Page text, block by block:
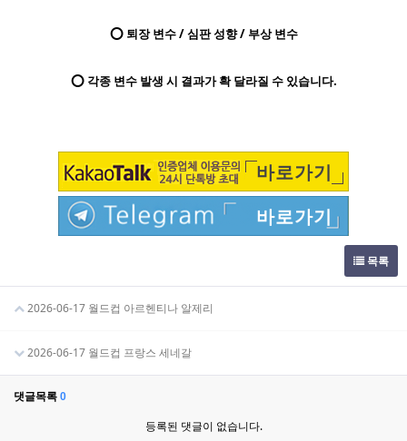
⭕ 퇴장 변수 / 심판 성향 / 부상 변수
⭕ 각종 변수 발생 시 결과가 확 달라질 수 있습니다.
바로가기
바로가기
목록
2026-06-17 월드컵 아르헨티나 알제리
2026-06-17 월드컵 프랑스 세네갈
댓글목록 0
등록된 댓글이 없습니다.